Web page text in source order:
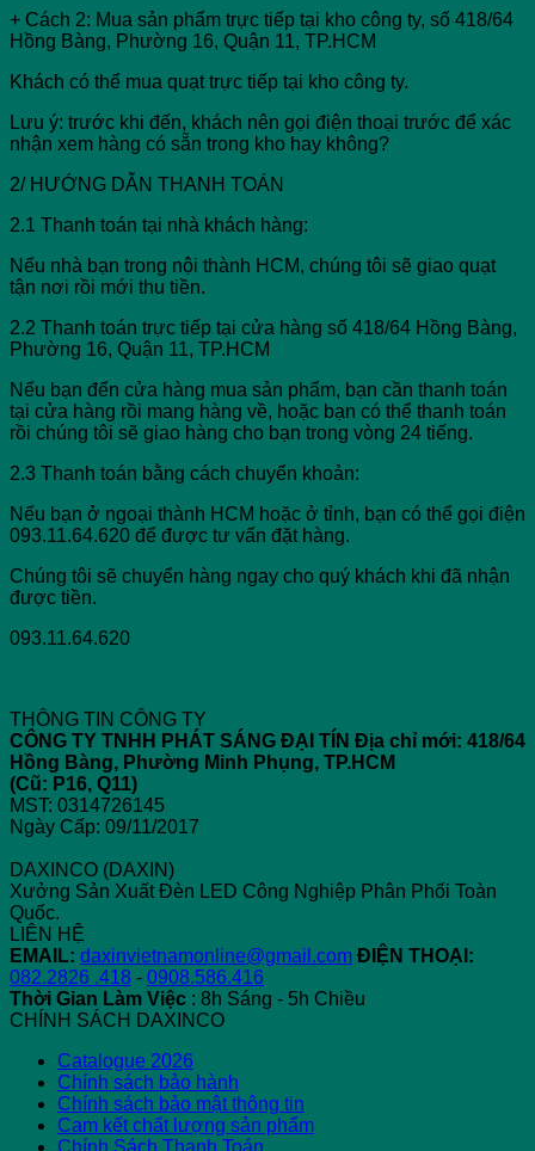
+ Cách 2: Mua sản phẩm trực tiếp tại kho công ty, số 418/64
Hồng Bàng, Phường 16, Quận 11, TP.HCM
Khách có thể mua quạt trực tiếp tại kho công ty.
Lưu ý: trước khi đến, khách nên gọi điện thoại trước để xác
nhận xem hàng có sẵn trong kho hay không?
2/ HƯỚNG DẪN THANH TOÁN
2.1 Thanh toán tại nhà khách hàng:
Nếu nhà bạn trong nội thành HCM, chúng tôi sẽ giao quạt
tận nơi rồi mới thu tiền.
2.2 Thanh toán trực tiếp tại cửa hàng số 418/64 Hồng Bàng,
Phường 16, Quận 11, TP.HCM
Nếu bạn đến cửa hàng mua sản phẩm, bạn cần thanh toán
tại cửa hàng rồi mang hàng về, hoặc bạn có thể thanh toán
rồi chúng tôi sẽ giao hàng cho bạn trong vòng 24 tiếng.
2.3 Thanh toán bằng cách chuyển khoản:
Nếu bạn ở ngoại thành HCM hoặc ở tỉnh, bạn có thể gọi điện
093.11.64.620 để được tư vấn đặt hàng.
Chúng tôi sẽ chuyển hàng ngay cho quý khách khi đã nhận
được tiền.
093.11.64.620
THÔNG TIN CÔNG TY
CÔNG TY TNHH PHÁT SÁNG ĐẠI TÍN Địa chỉ mới: 418/64
Hồng Bàng, Phường Minh Phụng, TP.HCM
(Cũ: P16, Q11)
MST: 0314726145
Ngày Cấp: 09/11/2017
DAXINCO (DAXIN)
Xưởng Sản Xuất Đèn LED Công Nghiệp Phân Phối Toàn
Quốc.
LIÊN HỆ
EMAIL: daxinvietnamonline@gmail.com ĐIỆN THOẠI:
082.2826 .418 - 0908.586.416
Thời Gian Làm Việc : 8h Sáng - 5h Chiều
CHÍNH SÁCH DAXINCO
Catalogue 2026
Chính sách bảo hành
Chính sách bảo mật thông tin
Cam kết chất lượng sản phẩm
Chính Sách Thanh Toán